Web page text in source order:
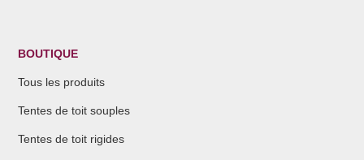
BOUTIQUE
Tous les produits
Tentes de toit souples
Tentes de toit rigides